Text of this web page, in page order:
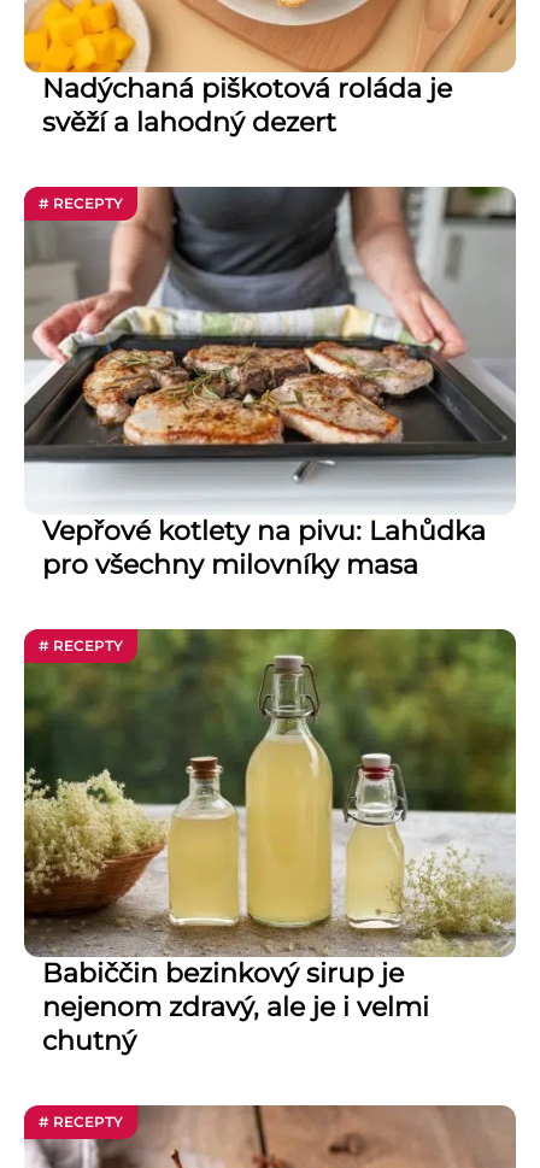
Nadýchaná piškotová roláda je
svěží a lahodný dezert
# RECEPTY
Vepřové kotlety na pivu: Lahůdka
pro všechny milovníky masa
# RECEPTY
Babiččin bezinkový sirup je
nejenom zdravý, ale je i velmi
chutný
# RECEPTY